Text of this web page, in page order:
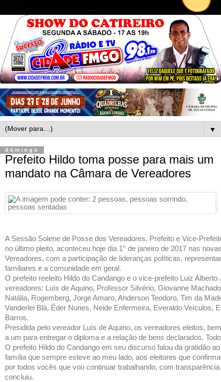
▼
domingo
Prefeito Hildo toma posse para mais um
mandato na Câmara de Vereadores
A Sessão Solene de Posse dos Vereadores, Prefeito e Vice-
no último pleito, aconteceu hoje dia 1° de janeiro de 2017 nas
Vereadores, com a participação de lideranças políticas,
familiares e a comunidade em geral.
O prefeito reeleito Hildo do Candango e o vice-prefeito Luiz
vereadores: Luís de Aquino, Professor Silvério, Giovanne
Natália, Rogemberg, Jorge Amaro, Anderson Teodoro, Tim da
Vanderlei Blá, Éder Nunes, Neide Enfermeira, Everaldo Veículos,
Barros.
Presidida pelo vereador Luís de Aquino, os vereadores eleitos,
a um para entregar o diploma e a relação de bens declarados.
O prefeito Hildo do Candango em seu discurso falou da gratidão
família que sempre esteve ao meu lado, aos eleitores que
por todos vocês que vou continuar trabalhando, com
concluiu.